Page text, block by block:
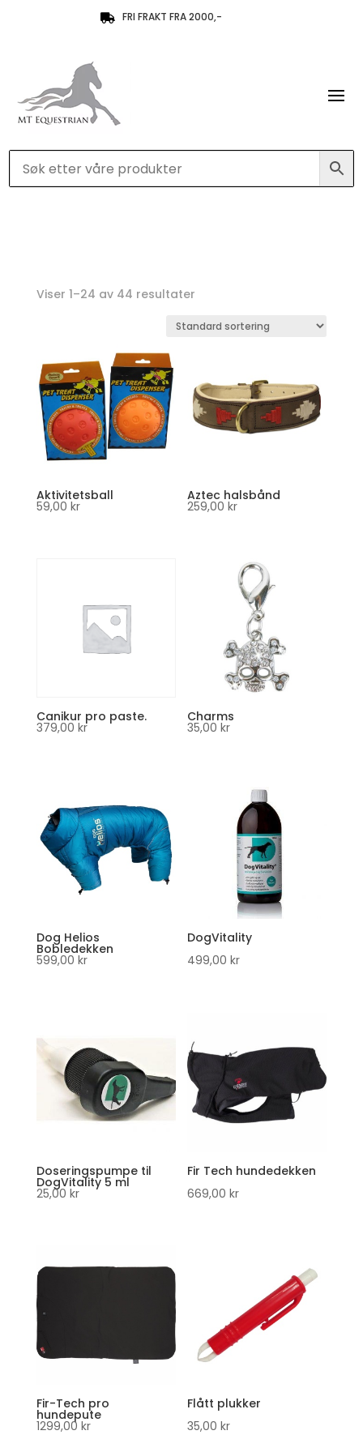
 FRI FRAKT FRA 2000,-
Viser 1–24 av 44 resultater
Aktivitetsball
59,00 kr
Aztec halsbånd
259,00kr
Canikur pro paste.
379,00 kr
Charms
35,00kr
Dog Helios
Bobledekken
599,00 kr
DogVitality
499,00kr
Doseringspumpe til
DogVitality 5 ml
25,00 kr
Fir Tech hundedekken
669,00kr
Fir-Tech pro
hundepute
1299,00 kr
Flått plukker
35,00kr